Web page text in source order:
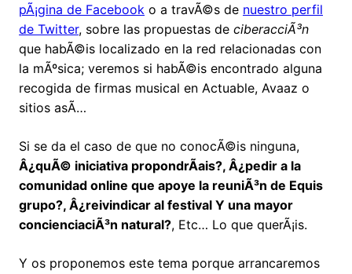
pÃ¡gina de Facebook o a travÃ©s de nuestro perfil
de Twitter, sobre las propuestas de ciberacciÃ³n
que habÃ©is localizado en la red relacionadas con
la mÃºsica; veremos si habÃ©is encontrado alguna
recogida de firmas musical en Actuable, Avaaz o
sitios asÃ­…
Si se da el caso de que no conocÃ©is ninguna,
Â¿quÃ© iniciativa propondrÃ­ais?, Â¿pedir a la
comunidad online que apoye la reuniÃ³n de Equis
grupo?, Â¿reivindicar al festival Y una mayor
concienciaciÃ³n natural?, Etc… Lo que querÃ¡is.
Y os proponemos este tema porque arrancaremos